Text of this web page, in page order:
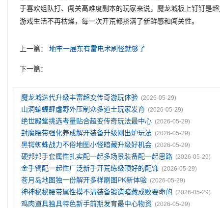
于喜欢组队打、闯关高难度副本的玩家来说，魔龙城板上钉钉是
游戏生活不再枯燥，每一次开荒都挤满了新鲜感和闯关性。
上一篇：地牢一层东有雷电术刷怪就够了
下一篇：
魔龙城迭代升级丰富超变传奇游玩体验 (2026-05-29)
山洞蝙蝠肆虐野外压制众多道士玩家发育 (2026-05-29)
绝世殿堂挑选考量贴合超变传奇玩法最中心 (2026-05-29)
封魔腰带强化养成解开装备升级刚出炉玩法 (2026-05-29)
黑锷蜘蛛战力不俗地图小怪暗藏升级好机会 (2026-05-29)
硬邦邦手套属性扎实配一起多场景装备配一起思路 (2026-05-29)
金手镯配一起性广泛新手开荒练级顶好的配饰 (2026-05-29)
苍月岛地图独一份解开多样刷图PK新体验 (2026-05-29)
神神秘秘腰带属性摸不清装备锻造暗藏成败要命的 (2026-05-29)
鸡肉道具独具特色新手前期发育最中心物资 (2026-05-29)